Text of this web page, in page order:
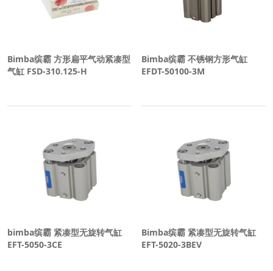
Bimba缤霸 方形扁平气动紧凑型
气缸 FSD-310.125-H
Bimba缤霸 不锈钢方形气缸
EFDT-50100-3M
bimba缤霸 紧凑型无旋转气缸
EFT-5050-3CE
Bimba缤霸 紧凑型无旋转气缸
EFT-5020-3BEV